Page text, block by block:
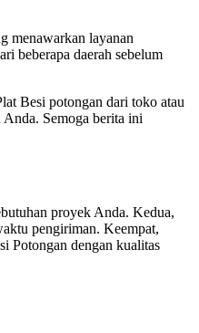
menawarkan layanan
beberapa daerah sebelum
Besi potongan dari toko atau
Anda. Semoga berita ini
proyek Anda. Kedua,
pengiriman. Keempat,
Potongan dengan kualitas